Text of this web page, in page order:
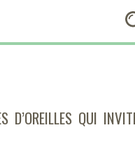
D’OREILLES QUI